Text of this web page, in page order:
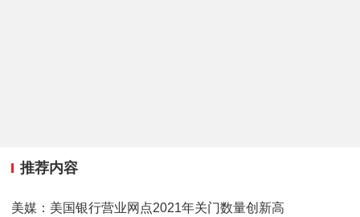
推荐内容
美媒：美国银行营业网点2021年关门数量创新高